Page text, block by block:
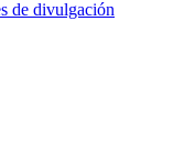
de divulgación